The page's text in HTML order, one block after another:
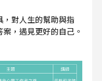
，對人生的幫助與指
，遇見更好的自己。